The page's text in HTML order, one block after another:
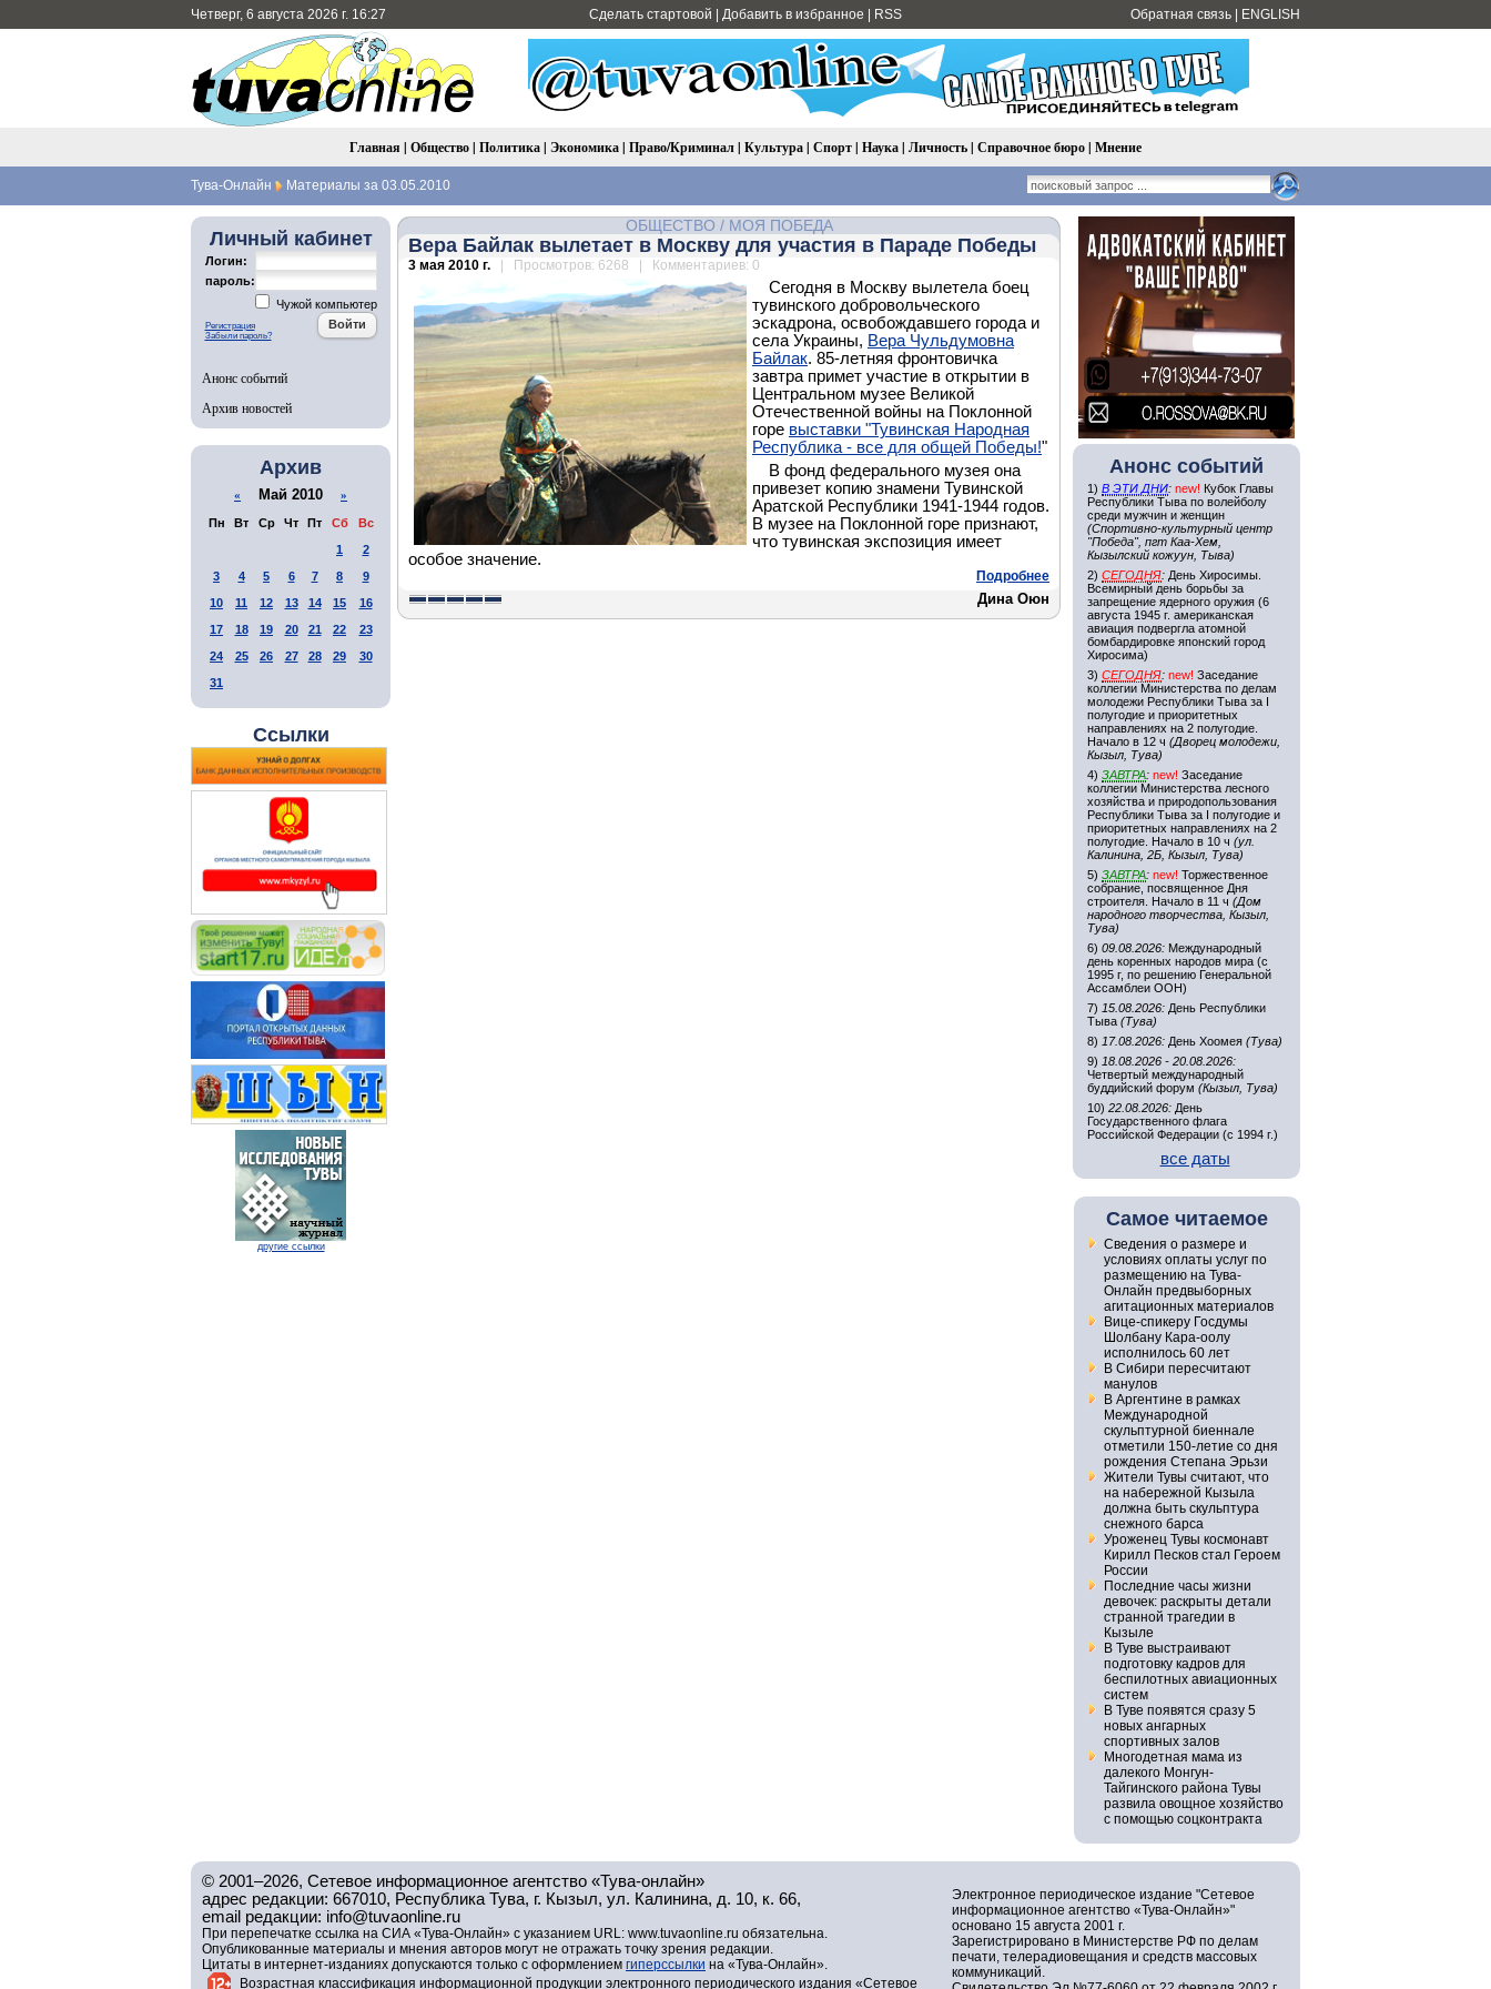
Четверг, 6 августа 2026 г. 16:27 Сделать стартовой Добавить в избранное RSS Обратная связь ENGLISH
Главная | Общество| Политика| Экономика| Право/Криминал| Культура| Спорт| Наука| Личность| Справочное бюро| Мнение
Тува-Онлайн Материалы за 03.05.2010
Личный кабинет
Логин:
пароль:
Чужой компьютер
Регистрация
Забыли пароль?
Анонс событий
Архив новостей
Архив
« Май 2010 »
Пн Вт Ср Чт Пт Сб
Вс
1
2
3
4 5 6 7 8
9
10
11 12 13 14 15
16
17
18 19 20 21 22
23
24
25 26 27 28 29
30
31
Ссылки
другие ссылки
ОБЩЕСТВО / МОЯ ПОБЕДА
Вера Байлак вылетает в Москву для участия в Параде Победы
3 мая 2010 г. | Просмотров: 6268 | Комментариев: 0
Сегодня в Москву вылетела боец
тувинского добровольческого
эскадрона, освобождавшего города и
села Украины, Вера Чульдумовна
Байлак. 85-летняя фронтовичка
завтра примет участие в открытии в
Центральном музее Великой
Отечественной войны на Поклонной
горе выставки "Тувинская Народная
Республика - все для общей Победы!"
В фонд федерального музея она
привезет копию знамени Тувинской
Аратской Республики 1941-1944 годов.
В музее на Поклонной горе признают,
что тувинская экспозиция имеет
особое значение.
Подробнее
Дина Оюн
Анонс событий
1) В ЭТИ ДНИ: new! Кубок Главы
Республики Тыва по волейболу
среди мужчин и женщин
(Спортивно-культурный центр
"Победа", пгт Каа-Хем,
Кызылский кожуун, Тыва)
2) СЕГОДНЯ: День Хиросимы.
Всемирный день борьбы за
запрещение ядерного оружия (6
августа 1945 г. американская
авиация подвергла атомной
бомбардировке японский город
Хиросима)
3) СЕГОДНЯ: new! Заседание
коллегии Министерства по делам
молодежи Республики Тыва за I
полугодие и приоритетных
направлениях на 2 полугодие.
Начало в 12 ч (Дворец молодежи,
Кызыл, Тува)
4) ЗАВТРА: new! Заседание
коллегии Министерства лесного
хозяйства и природопользования
Республики Тыва за I полугодие и
приоритетных направлениях на 2
полугодие. Начало в 10 ч (ул.
Калинина, 2Б, Кызыл, Тува)
5) ЗАВТРА: new! Торжественное
собрание, посвященное Дня
строителя. Начало в 11 ч (Дом
народного творчества, Кызыл,
Тува)
6) 09.08.2026: Международный
день коренных народов мира (с
1995 г, по решению Генеральной
Ассамблеи ООН)
7) 15.08.2026: День Республики
Тыва (Тува)
8) 17.08.2026: День Хоомея (Тува)
9) 18.08.2026 - 20.08.2026:
Четвертый международный
буддийский форум (Кызыл, Тува)
10) 22.08.2026: День
Государственного флага
Российской Федерации (с 1994 г.)
все даты
Самое читаемое
Сведения о размере и
условиях оплаты услуг по
размещению на Тува-
Онлайн предвыборных
агитационных материалов
Вице-спикеру Госдумы
Шолбану Кара-оолу
исполнилось 60 лет
В Сибири пересчитают
манулов
В Аргентине в рамках
Международной
скульптурной биеннале
отметили 150-летие со дня
рождения Степана Эрьзи
Жители Тувы считают, что
на набережной Кызыла
должна быть скульптура
снежного барса
Уроженец Тувы космонавт
Кирилл Песков стал Героем
России
Последние часы жизни
девочек: раскрыты детали
странной трагедии в
Кызыле
В Туве выстраивают
подготовку кадров для
беспилотных авиационных
систем
В Туве появятся сразу 5
новых ангарных
спортивных залов
Многодетная мама из
далекого Монгун-
Тайгинского района Тувы
развила овощное хозяйство
с помощью соцконтракта
© 2001–2026, Сетевое информационное агентство «Тува-онлайн»
адрес редакции: 667010, Республика Тува, г. Кызыл, ул. Калинина, д. 10, к. 66,
email редакции: info@tuvaonline.ru
При перепечатке ссылка на СИА «Тува-Онлайн» с указанием URL: www.tuvaonline.ru обязательна.
Опубликованные материалы и мнения авторов могут не отражать точку зрения редакции.
Цитаты в интернет-изданиях допускаются только с оформлением гиперссылки на «Тува-Онлайн».
Возрастная классификация информационной продукции электронного периодического издания «Сетевое
Электронное периодическое издание "Сетевое
информационное агентство «Тува-Онлайн»"
основано 15 августа 2001 г.
Зарегистрировано в Министерстве РФ по делам
печати, телерадиовещания и средств массовых
коммуникаций.